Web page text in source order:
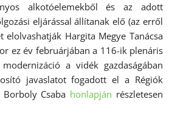
alkotóelemekből és az adott
eljárással állítanak elő (az erről
elolvashatják Hargita Megye Tanácsa
ez év februárjában a 116-ik plenáris
a vidék gazdaságában
javaslatot fogadott el a Régiók
Csaba honlapján részletesen